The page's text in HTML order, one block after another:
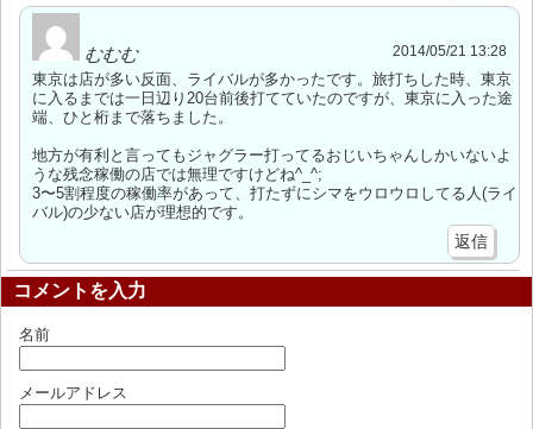
むむむ 2014/05/21 13:28
東京は店が多い反面、ライバルが多かったです。旅打ちした時、東京
に入るまでは一日辺り20台前後打てていたのですが、東京に入った途
端、ひと桁まで落ちました。
地方が有利と言ってもジャグラー打ってるおじいちゃんしかいないよ
うな残念稼働の店では無理ですけどね^_^;
3〜5割程度の稼働率があって、打たずにシマをウロウロしてる人(ライ
バル)の少ない店が理想的です。
返信
コメントを入力
名前
メールアドレス